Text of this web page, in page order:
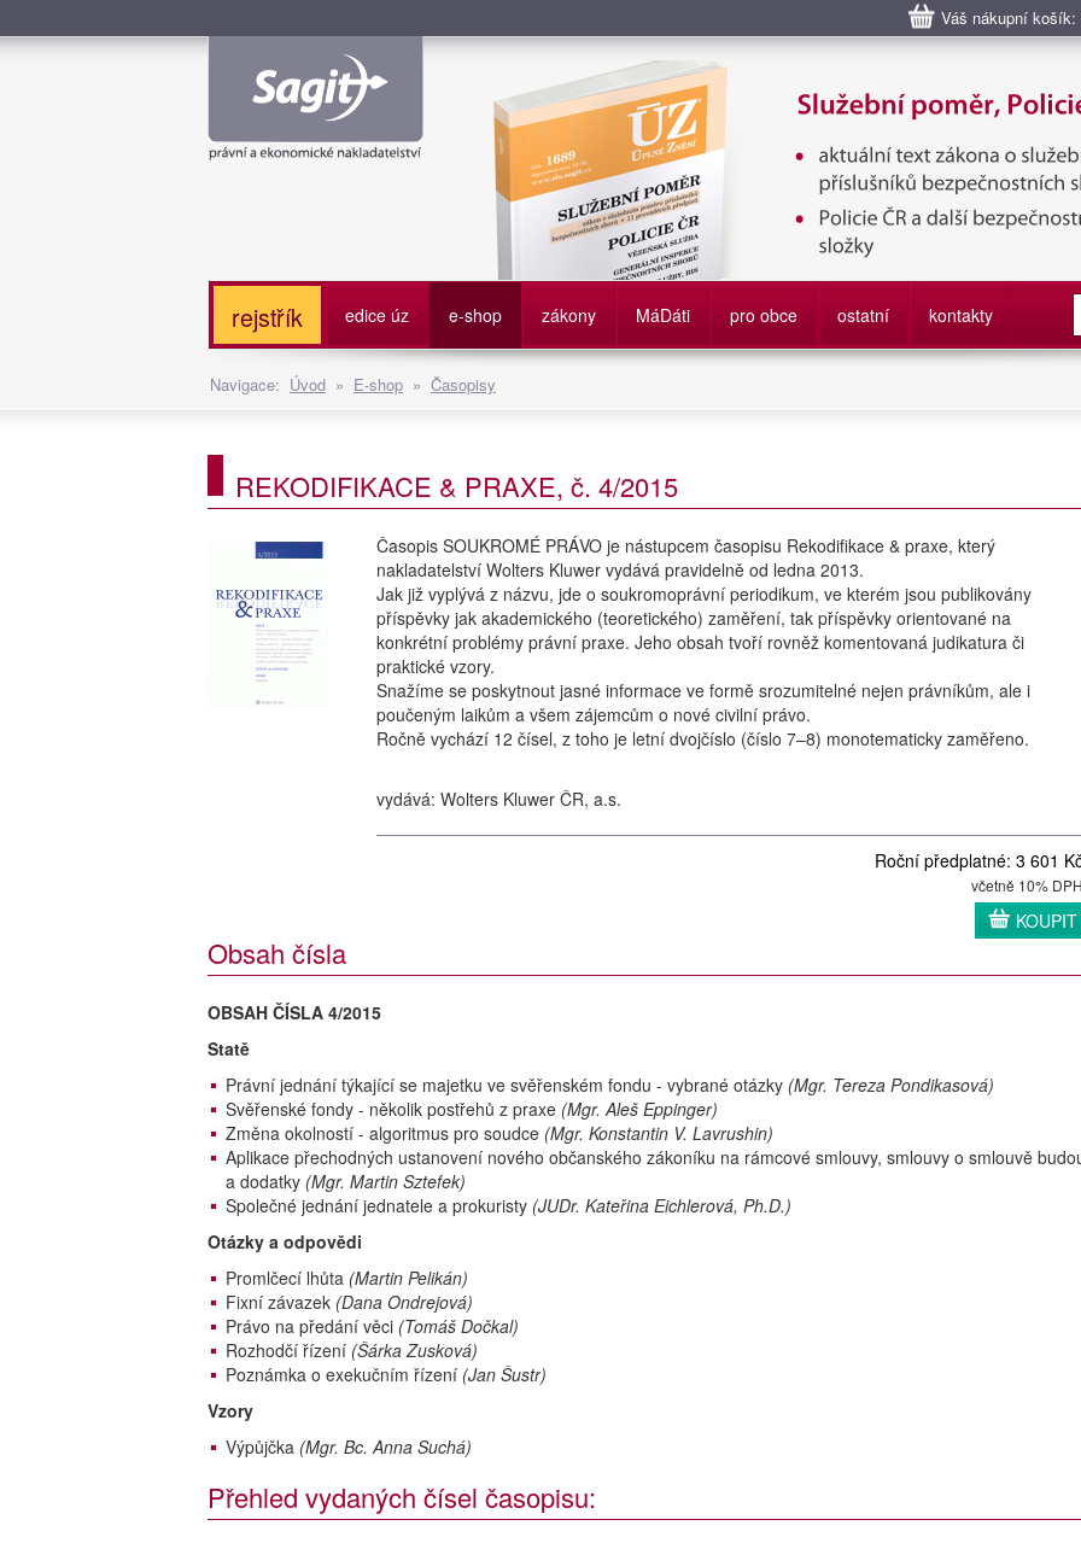
Váš nákupní
Služební poměr příslušníků bezpečnostních sborů, Policie ČR, Vězeňská
služby
rejstřík edice úz e-shop zákony MáDáti pro obce ostatní kontakty
Navigace: Úvod » E-shop » Časopisy
REKODIFIKACE & PRAXE, č. 4/2015
Časopis SOUKROMÉ PRÁVO je nástupcem časopisu Rekodifikace & praxe, který
nakladatelství Wolters Kluwer vydává pravidelně od ledna 2013.
Jak již vyplývá z názvu, jde o soukromoprávní periodikum, ve kterém jsou publikovány
příspěvky jak akademického (teoretického) zaměření, tak příspěvky orientované na
konkrétní problémy právní praxe. Jeho obsah tvoří rovněž komentovaná judikatura či
praktické vzory.
Snažíme se poskytnout jasné informace ve formě srozumitelné nejen právníkům, ale i
poučeným laikům a všem zájemcům o nové civilní právo.
Ročně vychází 12 čísel, z toho je letní dvojčíslo (číslo 7–8) monotematicky zaměřeno.
vydává: Wolters Kluwer ČR, a.s.
Roční předplatné: 3 601
včetně 10%
KOUPIT
Obsah čísla
OBSAH ČÍSLA 4/2015
Statě
Právní jednání týkající se majetku ve svěřenském fondu - vybrané otázky (Mgr. Tereza Pondikasová)
Svěřenské fondy - několik postřehů z praxe (Mgr. Aleš Eppinger)
Změna okolností - algoritmus pro soudce (Mgr. Konstantin V. Lavrushin)
Aplikace přechodných ustanovení nového občanského zákoníku na rámcové smlouvy, smlouvy o smlouvě
a dodatky (Mgr. Martin Sztefek)
Společné jednání jednatele a prokuristy (JUDr. Kateřina Eichlerová, Ph.D.)
Otázky a odpovědi
Promlčecí lhůta (Martin Pelikán)
Fixní závazek (Dana Ondrejová)
Právo na předání věci (Tomáš Dočkal)
Rozhodčí řízení (Šárka Zusková)
Poznámka o exekučním řízení (Jan Šustr)
Vzory
Výpůjčka (Mgr. Bc. Anna Suchá)
Přehled vydaných čísel časopisu: